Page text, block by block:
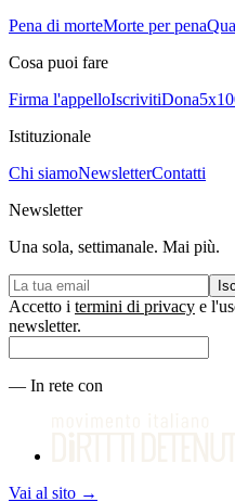
Pena di morteMorte per pena
Cosa puoi fare
Firma l'appelloIscrivitiDona
Istituzionale
Chi siamoNewsletterContatti
Newsletter
Una sola, settimanale. Mai più.
Accetto i termini di privacy e
newsletter.
— In rete con
Vai al sito →